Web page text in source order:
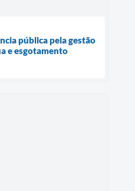
pública pela gestão
e esgotamento